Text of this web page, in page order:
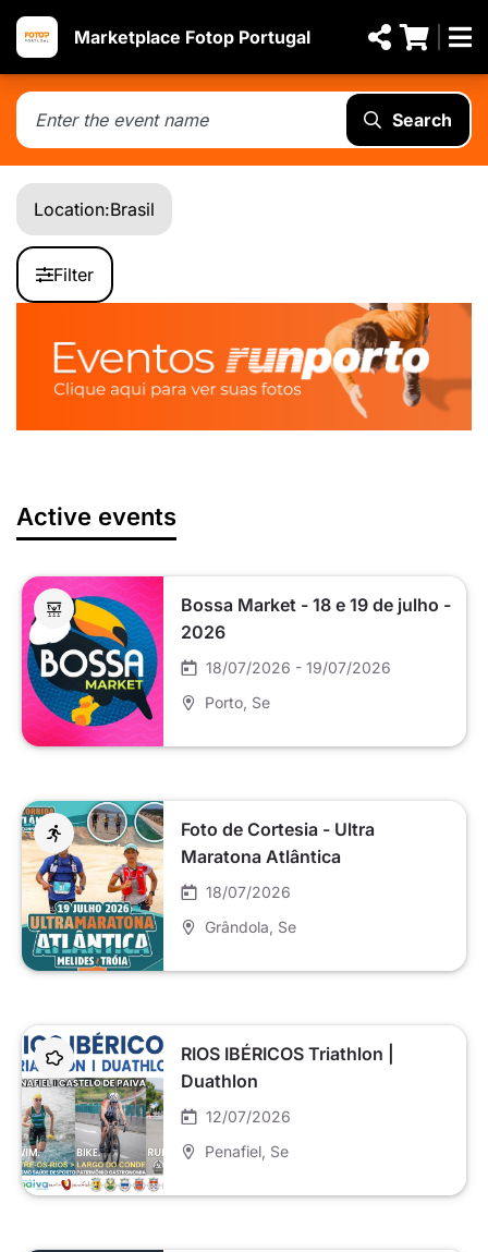
Marketplace Fotop Portugal
Search
Location:Brasil
Filter
Active events
Bossa Market - 18 e 19 de julho -
2026
18/07/2026 - 19/07/2026
Porto , Se
Foto de Cortesia - Ultra
Maratona Atlântica
18/07/2026
Grândola , Se
RIOS IBÉRICOS Triathlon |
Duathlon
12/07/2026
Penafiel , Se